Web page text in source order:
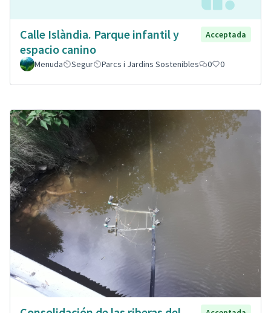
Calle Islàndia. Parque infantil y
espacio canino
Acceptada
Menuda Segur Parcs i Jardins Sostenibles 0 0